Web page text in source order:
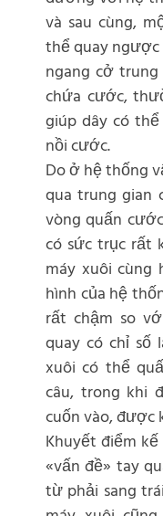
và sau cùng,
thể quay ngược
ngang cở
chứa cước,
giúp dây có
nồi cước.
Do ở hệ thống
qua trung gian
vòng quấn
có sức trục rất
máy xuôi cùng
hình của hệ
rất chậm so
quay có chỉ số
xuôi có thể
câu, trong khi
cuốn vào, được
Khuyết điểm
«vấn đề» tay
từ phải sang